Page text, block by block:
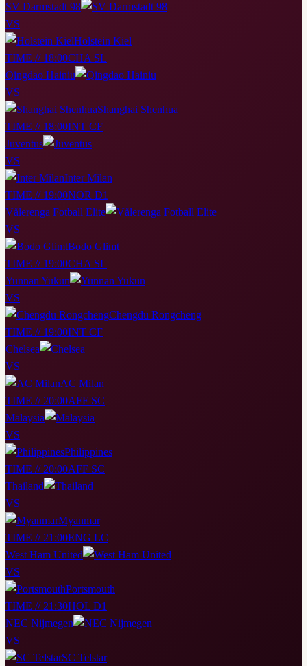
SV Darmstadt 98
VS
Holstein Kiel
TIME // 18:00CHA SL
Qingdao Hainiu
VS
Shanghai Shenhua
TIME // 18:00INT CF
Juventus
VS
Inter Milan
TIME // 19:00NOR D1
Vålerenga Fotball Elite
VS
Bodo Glimt
TIME // 19:00CHA SL
Yunnan Yukun
VS
Chengdu Rongcheng
TIME // 19:00INT CF
Chelsea
VS
AC Milan
TIME // 20:00AFF SC
Malaysia
VS
Philippines
TIME // 20:00AFF SC
Thailand
VS
Myanmar
TIME // 21:00ENG LC
West Ham United
VS
Portsmouth
TIME // 21:30HOL D1
NEC Nijmegen
VS
SC Telstar